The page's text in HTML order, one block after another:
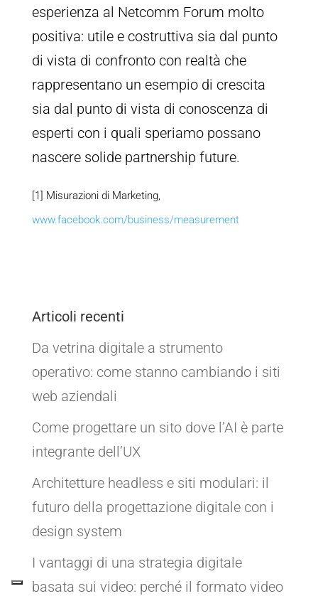
esperienza al Netcomm Forum molto
positiva: utile e costruttiva sia dal punto
di vista di confronto con realtà che
rappresentano un esempio di crescita
sia dal punto di vista di conoscenza di
esperti con i quali speriamo possano
nascere solide partnership future.
[1] Misurazioni di Marketing,
www.facebook.com/business/measurement
Articoli recenti
Da vetrina digitale a strumento
operativo: come stanno cambiando i siti
web aziendali
Come progettare un sito dove l’AI è parte
integrante dell’UX
Architetture headless e siti modulari: il
futuro della progettazione digitale con i
design system
I vantaggi di una strategia digitale
basata sui video: perché il formato video